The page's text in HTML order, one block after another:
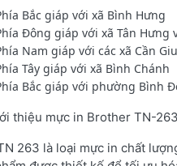
Bắc giáp với xã Bình Hưng
Đông giáp với xã Tân Hưng
Nam giáp với các xã Cần
Tây giáp với xã Bình Chánh
Bắc giáp với phường Bình
thiệu mực in Brother TN-
263 là loại mực in chất